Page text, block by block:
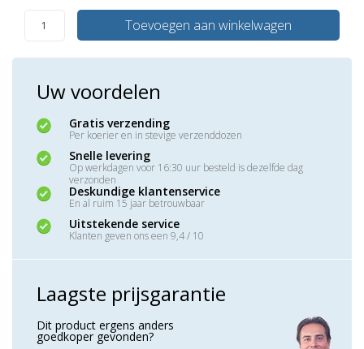
Toevoegen aan winkelwagen
Uw voordelen
Gratis verzending
Per koerier en in stevige verzenddozen
Snelle levering
Op werkdagen voor 16:30 uur besteld is dezelfde dag
verzonden
Deskundige klantenservice
En al ruim 15 jaar betrouwbaar
Uitstekende service
Klanten geven ons een 9,4 / 10
Laagste prijsgarantie
Dit product ergens anders
goedkoper gevonden?